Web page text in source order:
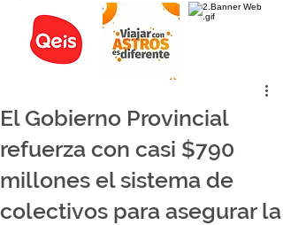
El Gobierno Provincial
refuerza con casi $790
millones el sistema de
colectivos para asegurar la